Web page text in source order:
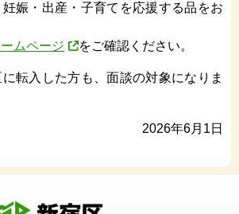
娠・出産・子育てを応援する品をお
ムページ をご確認ください。
転入した方も、面談の対象になりま
2026年6月1日